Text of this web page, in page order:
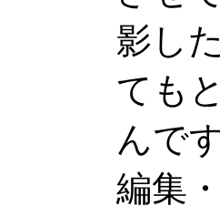
影し
ても
んで
編集